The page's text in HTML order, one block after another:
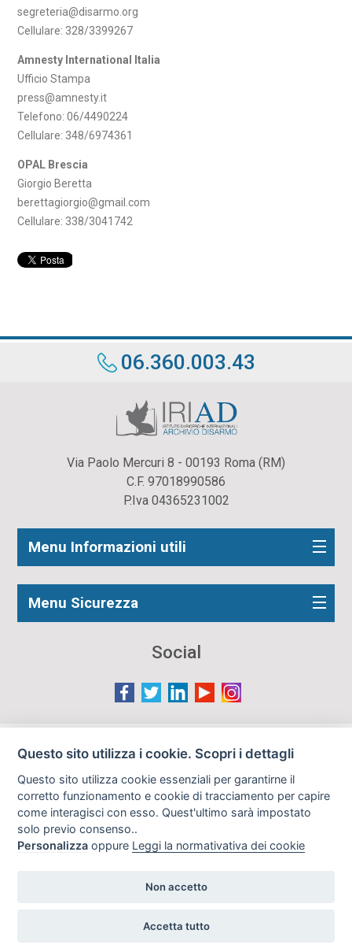
segreteria@disarmo.org
Cellulare: 328/3399267
Amnesty International Italia
Ufficio Stampa
press@amnesty.it
Telefono: 06/4490224
Cellulare: 348/6974361
OPAL Brescia
Giorgio Beretta
berettagiorgio@gmail.com
Cellulare: 338/3041742
06.360.003.43
Via Paolo Mercuri 8 - 00193 Roma (RM)
C.F. 97018990586
P.Iva 04365231002
Menu Informazioni utili
Menu Sicurezza
Social
Le immagini presenti nel sito sono in parte reperite da
gli autori o i soggetti ritratti fossero contrari al loro utilizzo
in questa sede, l'Istituto, ove opportuno, provvederà a
rimuoverle previa richiesta all'indirizzo email:
info@archiviodisarmo.it
Copyright 2019
Realizzazione siti web
Questo sito utilizza i cookie. Scopri i dettagli
Questo sito utilizza cookie essenziali per garantirne il
corretto funzionamento e cookie di tracciamento per capire
come interagisci con esso. Quest'ultimo sarà impostato
solo previo consenso..
Personalizza oppure Leggi la normativativa dei cookie
Non accetto
Accetta tutto